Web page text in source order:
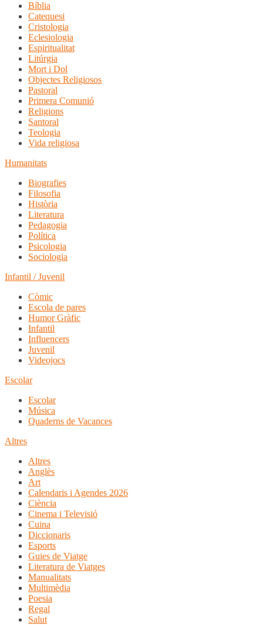
Bíblia
Catequesi
Cristologia
Eclesiologia
Espiritualitat
Litúrgia
Mort i Dol
Objectes Religiosos
Pastoral
Primera Comunió
Religions
Santoral
Teologia
Vida religiosa
Humanitats
Biografies
Filosofia
Història
Literatura
Pedagogia
Política
Psicologia
Sociologia
Infantil / Juvenil
Còmic
Escola de pares
Humor Gràfic
Infantil
Influencers
Juvenil
Videojocs
Escolar
Escolar
Música
Quaderns de Vacances
Altres
Altres
Anglès
Art
Calendaris i Agendes 2026
Ciència
Cinema i Televisió
Cuina
Diccionaris
Esports
Guies de Viatge
Literatura de Viatges
Manualitats
Multimèdia
Poesia
Regal
Salut